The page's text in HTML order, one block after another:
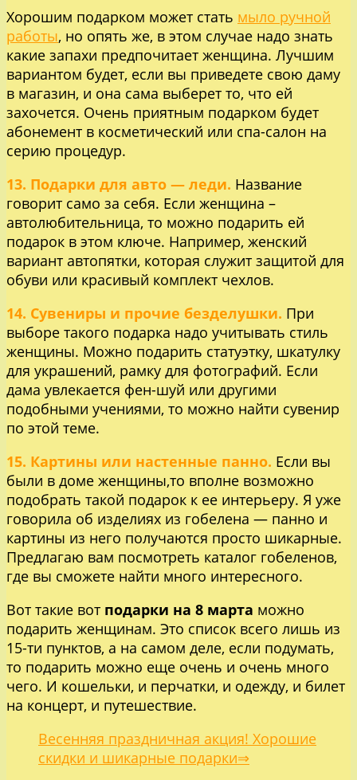
Хорошим подарком может стать мыло ручной
работы, но опять же, в этом случае надо знать
какие запахи предпочитает женщина. Лучшим
вариантом будет, если вы приведете свою даму
в магазин, и она сама выберет то, что ей
захочется. Очень приятным подарком будет
абонемент в косметический или спа-салон на
серию процедур.
13. Подарки для авто — леди. Название
говорит само за себя. Если женщина –
автолюбительница, то можно подарить ей
подарок в этом ключе. Например, женский
вариант автопятки, которая служит защитой для
обуви или красивый комплект чехлов.
14. Сувениры и прочие безделушки. При
выборе такого подарка надо учитывать стиль
женщины. Можно подарить статуэтку, шкатулку
для украшений, рамку для фотографий. Если
дама увлекается фен-шуй или другими
подобными учениями, то можно найти сувенир
по этой теме.
15. Картины или настенные панно. Если вы
были в доме женщины,то вполне возможно
подобрать такой подарок к ее интерьеру. Я уже
говорила об изделиях из гобелена — панно и
картины из него получаются просто шикарные.
Предлагаю вам посмотреть каталог гобеленов,
где вы сможете найти много интересного.
Вот такие вот подарки на 8 марта можно
подарить женщинам. Это список всего лишь из
15-ти пунктов, а на самом деле, если подумать,
то подарить можно еще очень и очень много
чего. И кошельки, и перчатки, и одежду, и билет
на концерт, и путешествие.
Весенняя праздничная акция! Хорошие
скидки и шикарные подарки⇒